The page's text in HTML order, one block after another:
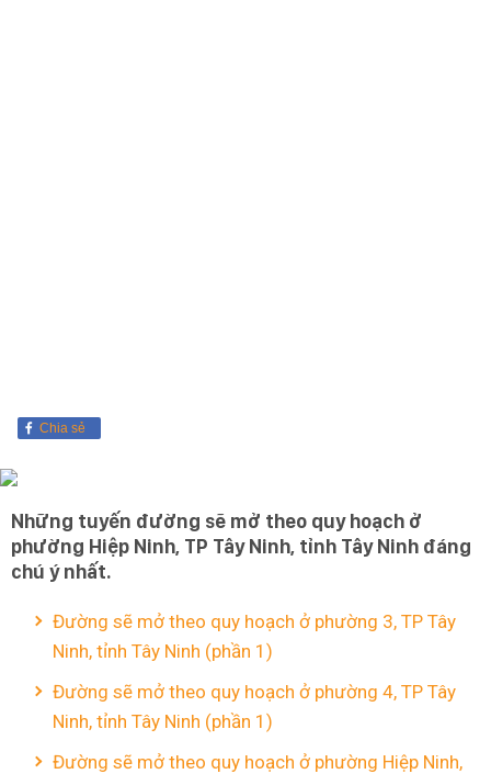
Chia sẻ
Những tuyến đường sẽ mở theo quy hoạch ở
phường Hiệp Ninh, TP Tây Ninh, tỉnh Tây Ninh đáng
chú ý nhất.
Đường sẽ mở theo quy hoạch ở phường 3, TP Tây
Ninh, tỉnh Tây Ninh (phần 1)
Đường sẽ mở theo quy hoạch ở phường 4, TP Tây
Ninh, tỉnh Tây Ninh (phần 1)
Đường sẽ mở theo quy hoạch ở phường Hiệp Ninh,